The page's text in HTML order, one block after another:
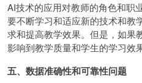
AI技术的应用对教师的角色和职
要不断学习和适应新的技术和教
求和提高教学效果。但是，如果
影响到教学质量和学生的学习效果
五、数据准确性和可靠性问题